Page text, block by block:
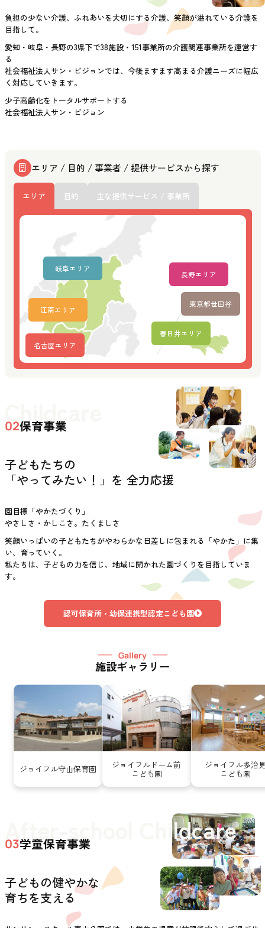
負担の少ない介護、ふれあいを大切にする介護、笑顔が溢れている介護を
目指して。
愛知・岐阜・長野の3県下で38施設・151事業所の介護関連事業所を運営す
る
社会福祉法人サン・ビジョンでは、今後ますます高まる介護ニーズに幅広
く対応していきます。
少子高齢化をトータルサポートする
社会福祉法人サン・ビジョン
エリア / 目的 / 事業者 / 提供サービスから探す
エリア 目的 主な提供サービス / 事業所
名古屋エリア
江南エリア
春日井エリア
岐阜エリア
長野エリア
東京都世田谷
Childcare
02保育事業
子どもたちの
「やってみたい！」を 全力応援
園目標「やかたづくり」
やさしさ・かしこさ。たくましさ
笑顔いっぱいの子どもたちがやわらかな日差しに包まれる「やかた」に集
い、育っていく。
私たちは、子どもの力を信じ、地域に開かれた園づくりを目指していま
す。
認可保育所・幼保連携型認定こども園
Gallery
施設ギャラリー
ジョイフル守山保育園 ジョイフルドーム前
こども園
ジョイフル多治
こども園
After-school Childcare
03学童保育事業
子どもの健やかな
育ちを支える